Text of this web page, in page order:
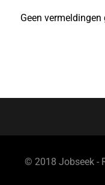
Geen
© 2018 Jobseek -